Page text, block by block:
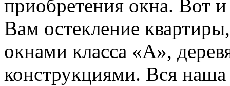
приобретения окна. Вот
Вам остекление
окнами класса «А»,
конструкциями. Вся наша